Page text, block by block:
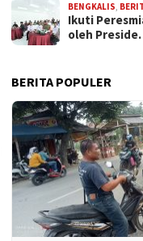
BENGKALIS
Ikuti
oleh
BERITA POPULER